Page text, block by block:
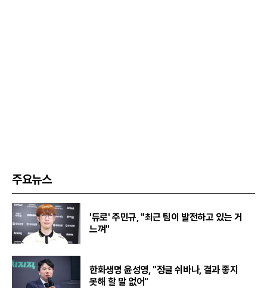
주요뉴스
'듀로' 주민규, "최근 팀이 발전하고 있는 거
느껴"
한화생명 윤성영, "정글 쉬바나, 결과 좋지
못해 할 말 없어"